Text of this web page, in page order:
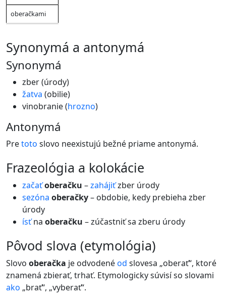
oberačkami
synonymá a antonymá
Synonymá
zber (úrody)
žatva (obilie)
vinobranie (hrozno)
Antonymá
Pretoto slovo neexistujú bežné priame antonymá.
frazeológia a kolokácie
začaťoberačku –zahájiťzber úrody
sezóna oberačky– obdobie, kedy prebieha zber
úrody
ísťna oberačku – zúčastniť sa zberu úrody
pôvod slova (etymológia)
Slovo oberačka je odvodenéod slovesa „oberať“, ktoré
znamená zbierať, trhať. Etymologicky súvisí so slovami
ako „brať“, „vyberať“.